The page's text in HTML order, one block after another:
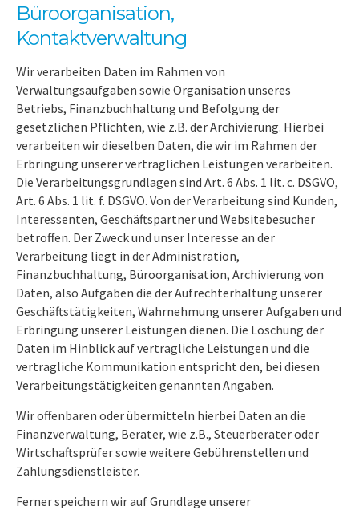
Büroorganisation,
Kontaktverwaltung
Wir verarbeiten Daten im Rahmen von
Verwaltungsaufgaben sowie Organisation unseres
Betriebs, Finanzbuchhaltung und Befolgung der
gesetzlichen Pflichten, wie z.B. der Archivierung. Hierbei
verarbeiten wir dieselben Daten, die wir im Rahmen der
Erbringung unserer vertraglichen Leistungen verarbeiten.
Die Verarbeitungsgrundlagen sind Art. 6 Abs. 1 lit. c. DSGVO,
Art. 6 Abs. 1 lit. f. DSGVO. Von der Verarbeitung sind Kunden,
Interessenten, Geschäftspartner und Websitebesucher
betroffen. Der Zweck und unser Interesse an der
Verarbeitung liegt in der Administration,
Finanzbuchhaltung, Büroorganisation, Archivierung von
Daten, also Aufgaben die der Aufrechterhaltung unserer
Geschäftstätigkeiten, Wahrnehmung unserer Aufgaben und
Erbringung unserer Leistungen dienen. Die Löschung der
Daten im Hinblick auf vertragliche Leistungen und die
vertragliche Kommunikation entspricht den, bei diesen
Verarbeitungstätigkeiten genannten Angaben.
Wir offenbaren oder übermitteln hierbei Daten an die
Finanzverwaltung, Berater, wie z.B., Steuerberater oder
Wirtschaftsprüfer sowie weitere Gebührenstellen und
Zahlungsdienstleister.
Ferner speichern wir auf Grundlage unserer